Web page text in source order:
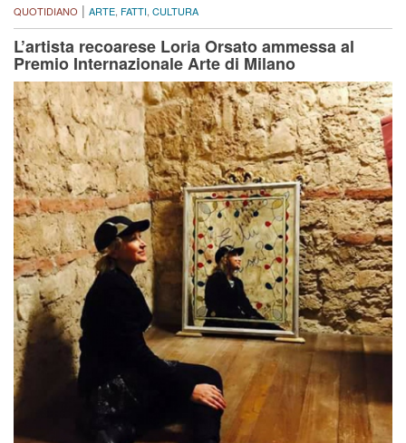
QUOTIDIANO | ARTE, FATTI, CULTURA
L’artista recoarese Loria Orsato ammessa al
Premio Internazionale Arte di Milano